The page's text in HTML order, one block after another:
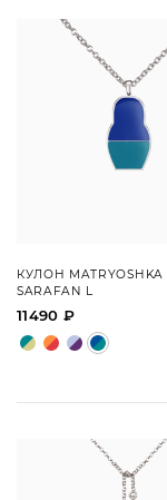
КУЛОН MATRYOSHKA
SARAFAN L
11490 ₽